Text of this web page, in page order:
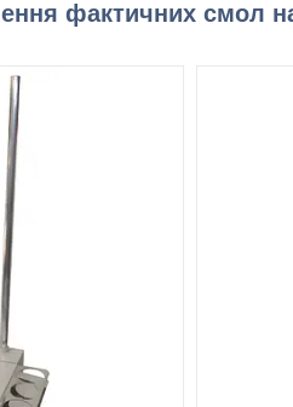
фактичних смол